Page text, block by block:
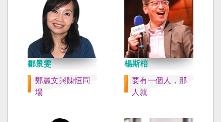
鄒景雯
鄭麗文與陳恒同
場
楊斯棓
要有一個人，那
人就